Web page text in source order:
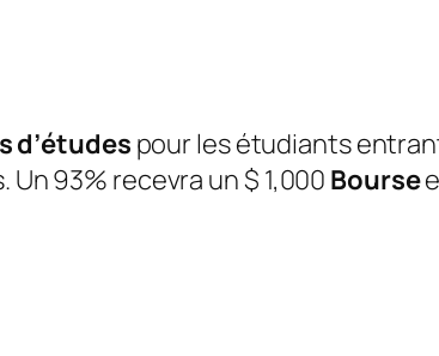
d’études pour les étudiants
93% recevra un $ 1,000 Bourse